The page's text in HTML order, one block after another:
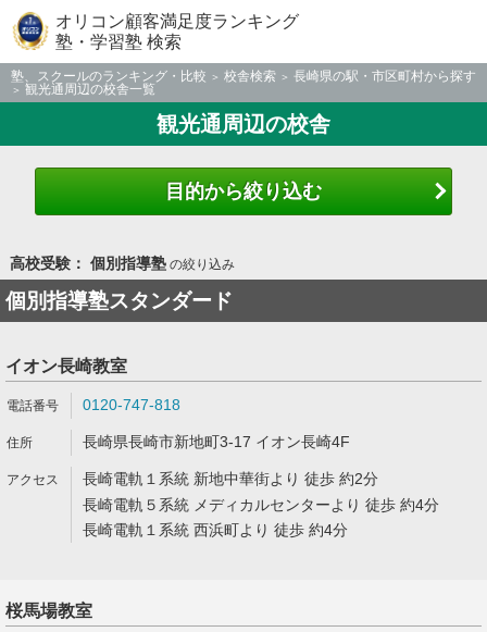
オリコン顧客満足度ランキング
塾・学習塾 検索
塾、スクールのランキング・比較 校舎検索
長崎県の駅・市区町村から探す
観光通周辺の校舎一覧
観光通周辺の校舎
目的から絞り込む
高校受験： 個別指導塾の絞り込み
個別指導塾スタンダード
イオン長崎教室
0120-747-818
長崎県長崎市新地町3-17 イオン長崎4F
長崎電軌１系統 新地中華街より 徒歩 約2分
長崎電軌５系統 メディカルセンターより 徒歩 約4分
長崎電軌１系統 西浜町より 徒歩 約4分
桜馬場教室